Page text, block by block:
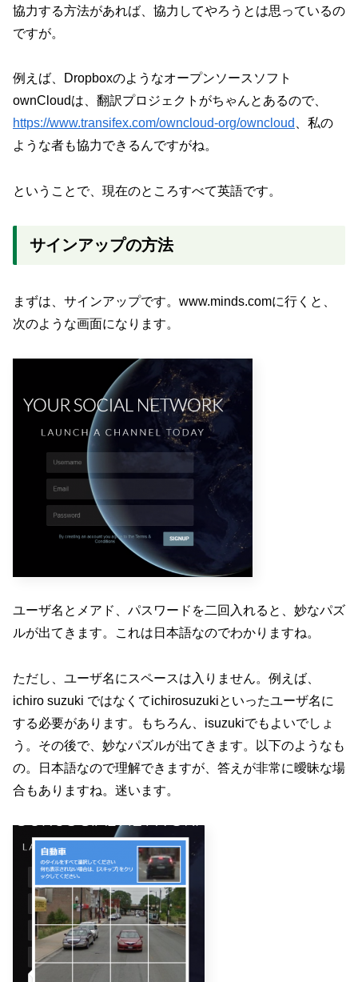
協力する方法があれば、協力してやろうとは思っているの
ですが。
例えば、Dropboxのようなオープンソースソフト
ownCloudは、翻訳プロジェクトがちゃんとあるので、
https://www.transifex.com/owncloud-org/owncloud 、私の
ような者も協力できるんですがね。
ということで、現在のところすべて英語です。
サインアップの方法
まずは、サインアップです。www.minds.comに行くと、
次のような画面になります。
ユーザ名とメアド、パスワードを二回入れると、妙なパズ
ルが出てきます。これは日本語なのでわかりますね。
ただし、ユーザ名にスペースは入りません。例えば、
ichiro suzuki ではなくてichirosuzukiといったユーザ名に
する必要があります。もちろん、isuzukiでもよいでしょ
う。その後で、妙なパズルが出てきます。以下のようなも
の。日本語なので理解できますが、答えが非常に曖昧な場
合もありますね。迷います。